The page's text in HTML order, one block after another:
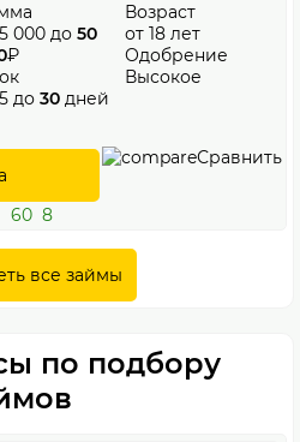
000 до 50
₽
до 30 дней
Возраст
от 18 лет
Одобрение
Высокое
Сравнить
60 8
все займы
по подбору